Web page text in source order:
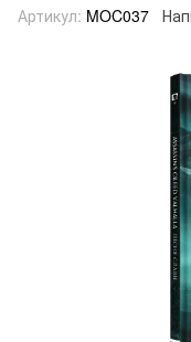
Артикул: MOC037